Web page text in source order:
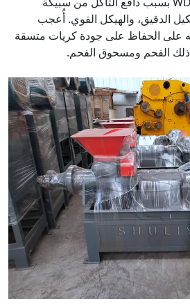
الدقيق، والهيكل القوي. أُعجب
على الحفاظ على جودة كريات متسقة
ذلك الفحم ومسحوق الفحم.